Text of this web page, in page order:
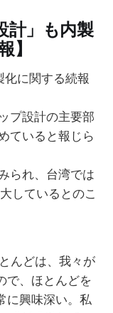
計」も内製
】
に関する続報
プ設計の主要部
ていると報じら
られ、台湾では
しているとのこ
んどは、我々が
で、ほとんどを
に興味深い。私